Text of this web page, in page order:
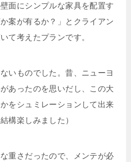
面にシンプルな家具を配置す
案が有るか？」とクライアン
て考えたプランです。
いものでした。昔、ニューヨ
あったのを思いだし、この大
をシュミレーションして出来
構楽しみました）
重さだったので、メンテが必